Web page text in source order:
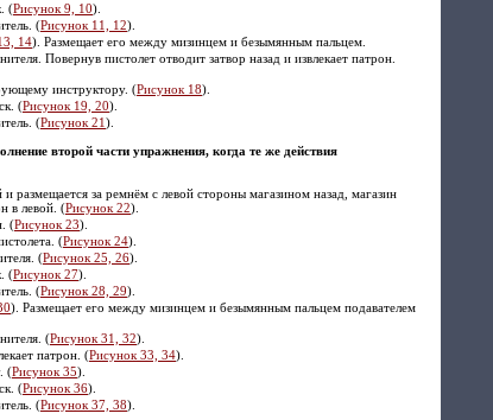
(Рисунок 9, 10).
(Рисунок 11, 12).
14). Размещает его между мизинцем и безымянным пальцем.
Повернув пистолет отводит затвор назад и извлекает патрон.
инструктору. (Рисунок 18).
(Рисунок 19, 20).
(Рисунок 21 ).
второй части упражнения, когда те же действия
и размещается за ремнём с левой стороны магазином назад, магазин
в левой. (Рисунок 22).
(Рисунок 23).
(Рисунок 24).
(Рисунок 25, 26).
(Рисунок 27).
(Рисунок 28, 29).
). Размещает его между мизинцем и безымянным пальцем подавателем
(Рисунок 31, 32).
патрон. (Рисунок 33, 34).
(Рисунок 35).
(Рисунок 36).
(Рисунок 37, 38).